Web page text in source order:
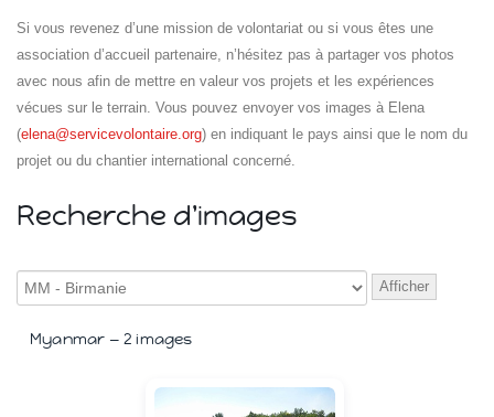
Si vous revenez d’une mission de volontariat ou si vous êtes une
association d’accueil partenaire, n’hésitez pas à partager vos photos
avec nous afin de mettre en valeur vos projets et les expériences
vécues sur le terrain. Vous pouvez envoyer vos images à Elena
(elena@servicevolontaire.org) en indiquant le pays ainsi que le nom du
projet ou du chantier international concerné.
Recherche d'images
Afficher
Myanmar — 2 images
Islande
Russie
Pérou
Chine
Espagne
VietNam
Mexique
SVE